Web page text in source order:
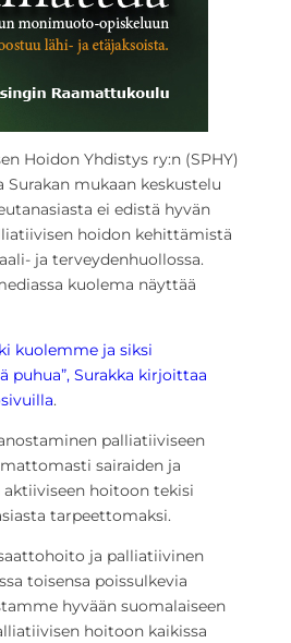
Hoidon Yhdistys ry:n (SPHY)
Surakan mukaan keskustelu
ei edistä hyvän
hoidon kehittämistä
ja terveydenhuollossa.
kuolema näyttää
kuolemme ja siksi
puhua”, Surakka kirjoittaa
.
palliatiiviseen
sairaiden ja
hoitoon tekisi
tarpeettomaksi.
ja palliatiivinen
toisensa poissulkevia
hyvään suomalaiseen
hoitoon kaikissa